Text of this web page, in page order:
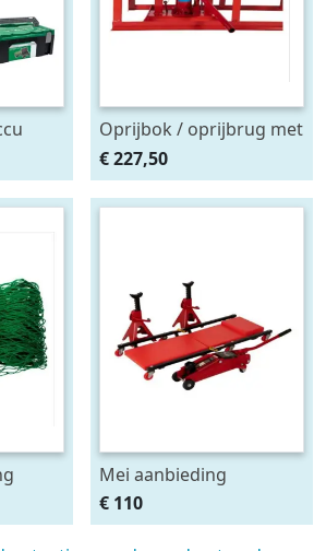
+
Oprijbok / oprijbrug met
ingebouwde krik. set
2stuks
€ 227,50
Mei aanbieding
Monteursligkar+2 tons
krik + 2 assteunen
€ 110